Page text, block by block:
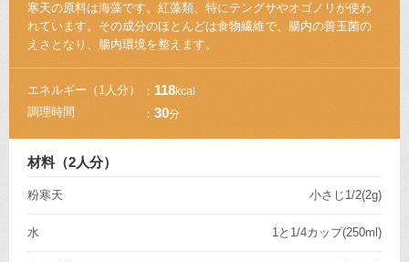
寒天の原料は海藻です。紅藻類、特にテングサやオゴノリが使わ
れています。その成分のほとんどは食物繊維で、腸内の善玉菌の
えさとなり、腸内環境を整えます。
エネルギー （1人分）
調理時間
118kcal
30分
材料（2人分）
粉寒天 小さじ1/2(2g)
水 1と1/4カップ(250ml)